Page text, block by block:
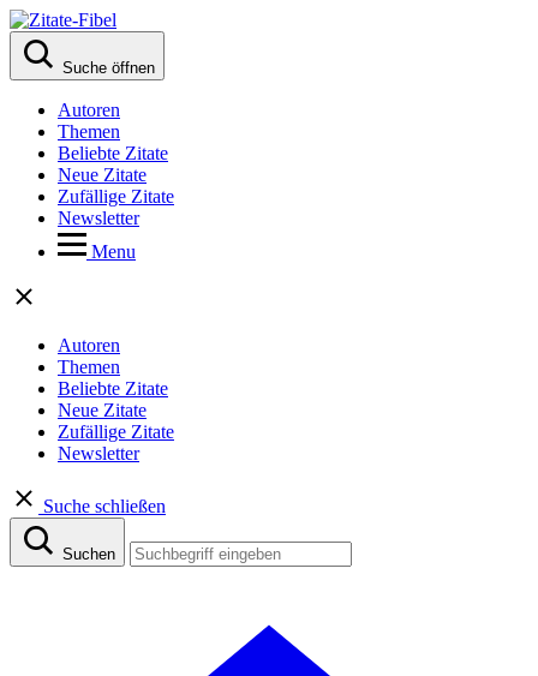
Suche öffnen
Autoren
Themen
Beliebte Zitate
Neue Zitate
Zufällige Zitate
Newsletter
Menu
Autoren
Themen
Beliebte Zitate
Neue Zitate
Zufällige Zitate
Newsletter
Suche schließen
Suchen